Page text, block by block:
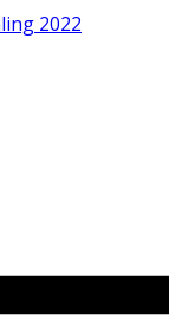
2022